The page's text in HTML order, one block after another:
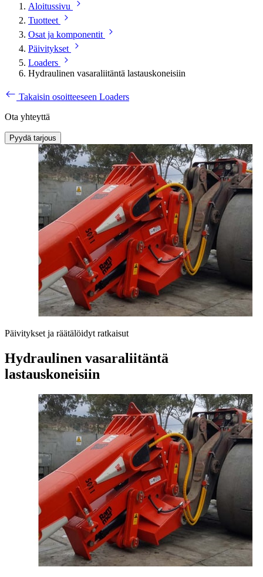
Aloitussivu
Tuotteet
Osat ja komponentit
Päivitykset
Loaders
Hydraulinen vasaraliitäntä lastauskoneisiin
Takaisin osoitteeseen Loaders
Ota yhteyttä
Pyydä tarjous
Päivitykset ja räätälöidyt ratkaisut
Hydraulinen vasaraliitäntä
lastauskoneisiin